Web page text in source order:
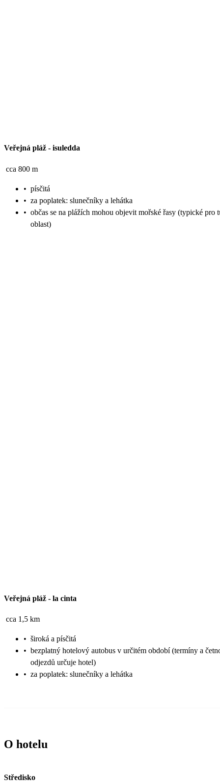
Veřejná pláž - isuledda
cca 800 m
• písčitá
• za poplatek: slunečníky a lehátka
• občas se na plážích mohou objevit mořské řasy (typické pro
oblast)
Veřejná pláž - la cinta
cca 1,5 km
• široká a písčitá
• bezplatný hotelový autobus v určitém období (termíny a
odjezdů určuje hotel)
• za poplatek: slunečníky a lehátka
O hotelu
Středisko